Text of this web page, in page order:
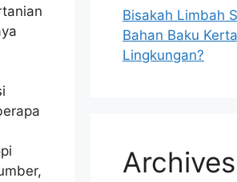
Bisakah Limbah
Bahan Baku
Lingkungan?
Archives